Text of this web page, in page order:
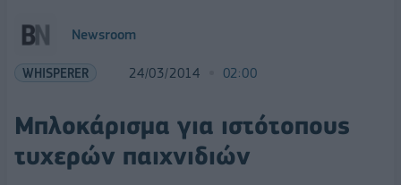
Newsroom
WHISPERER 24/03/2014 02:00
Μπλοκάρισμα για ιστότοπους
τυχερών παιχνιδιών